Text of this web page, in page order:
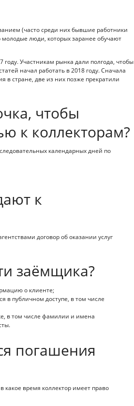
(часто среди них бывшие работники
люди, которых заранее обучают
году. Участникам рынка дали полгода, чтобы
начал работать в 2018 году. Сначала
в стране, две из них позже прекратили
чтобы
к коллекторам?
календарных дней по
к
договор об оказании услуг
заёмщика?
о клиенте;
в публичном доступе, в том числе
в том числе фамилии и имена
погашения
какое время коллектор имеет право